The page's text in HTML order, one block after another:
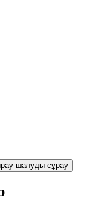
шалуды сұрау